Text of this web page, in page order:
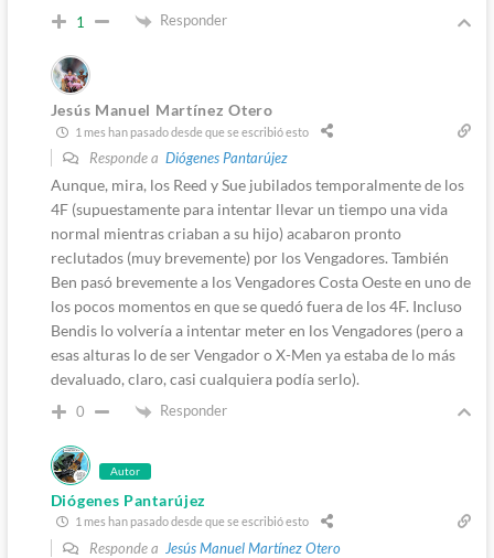
1 Responder
Jesús Manuel Martínez Otero
1 mes han pasado desde que se escribió esto
Responde a Diógenes Pantarújez
Aunque, mira, los Reed y Sue jubilados temporalmente de los
4F (supuestamente para intentar llevar un tiempo una vida
normal mientras criaban a su hijo) acabaron pronto
reclutados (muy brevemente) por los Vengadores. También
Ben pasó brevemente a los Vengadores Costa Oeste en uno de
los pocos momentos en que se quedó fuera de los 4F. Incluso
Bendis lo volvería a intentar meter en los Vengadores (pero a
esas alturas lo de ser Vengador o X-Men ya estaba de lo más
devaluado, claro, casi cualquiera podía serlo).
0 Responder
Autor
Diógenes Pantarújez
1 mes han pasado desde que se escribió esto
Responde a Jesús Manuel Martínez Otero